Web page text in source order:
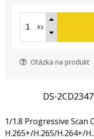
Ks
Otázka na produkt
DS-
1/1.8 Progressive Scan
H.265+/H.265/H.264+/